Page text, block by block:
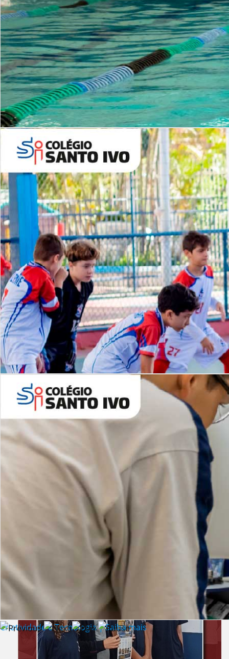
Período Integral | Saiba mais
Desafios | Saiba mais
Criatividade e Tecnologia | Saiba mais
INSTITUCIONAL
Lista de vídeos
NOSSOCANAL